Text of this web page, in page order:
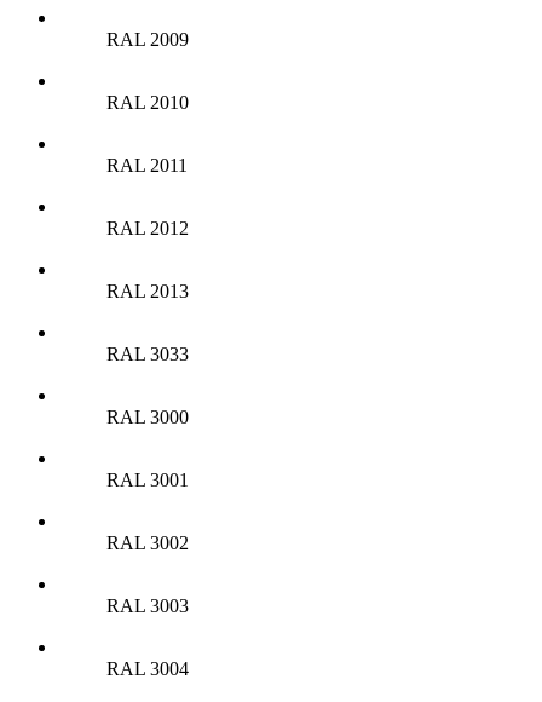
RAL 2009
RAL 2010
RAL 2011
RAL 2012
RAL 2013
RAL 3033
RAL 3000
RAL 3001
RAL 3002
RAL 3003
RAL 3004